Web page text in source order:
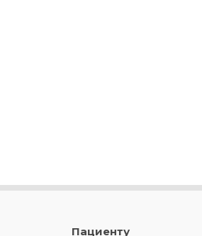
Пациенту